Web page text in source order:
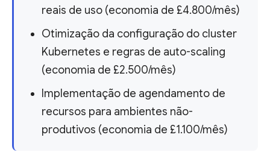
reais de uso (economia de £4.800/mês)
Otimização da configuração do cluster
Kubernetes e regras de auto-scaling
(economia de £2.500/mês)
Implementação de agendamento de
recursos para ambientes não-
produtivos (economia de £1.100/mês)